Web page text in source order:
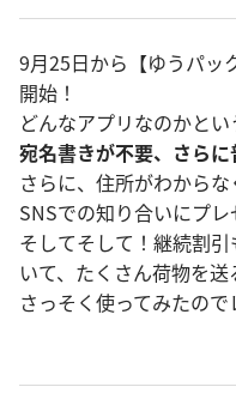
9月25日から【ゆうパッ
開始！
どんなアプリなのかと
宛名書きが不要、さら
さらに、住所がわから
SNSでの知り合いにプ
そしてそして！継続割
いて、たくさん荷物を
さっそく使ってみたの